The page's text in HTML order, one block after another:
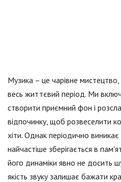
Музика – це чарівне
весь життєвий період. Ми
створити приємний фон і
відпочинку, щоб розвеселити
хіти. Однак періодично
найчастіше зберігається в
його динаміки явно не досить
якість звуку залишає бажати